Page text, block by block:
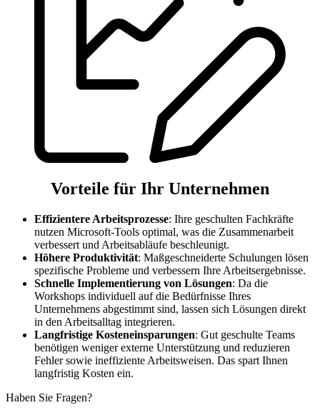
Vorteile für Ihr Unternehmen
Effizientere Arbeitsprozesse: Ihre geschulten Fachkräfte
nutzen Microsoft-Tools optimal, was die Zusammenarbeit
verbessert und Arbeitsabläufe beschleunigt.
Höhere Produktivität: Maßgeschneiderte Schulungen lösen
spezifische Probleme und verbessern Ihre Arbeitsergebnisse.
Schnelle Implementierung von Lösungen: Da die
Workshops individuell auf die Bedürfnisse Ihres
Unternehmens abgestimmt sind, lassen sich Lösungen direkt
in den Arbeitsalltag integrieren.
Langfristige Kosteneinsparungen: Gut geschulte Teams
benötigen weniger externe Unterstützung und reduzieren
Fehler sowie ineffiziente Arbeitsweisen. Das spart Ihnen
langfristig Kosten ein.
Haben Sie Fragen?